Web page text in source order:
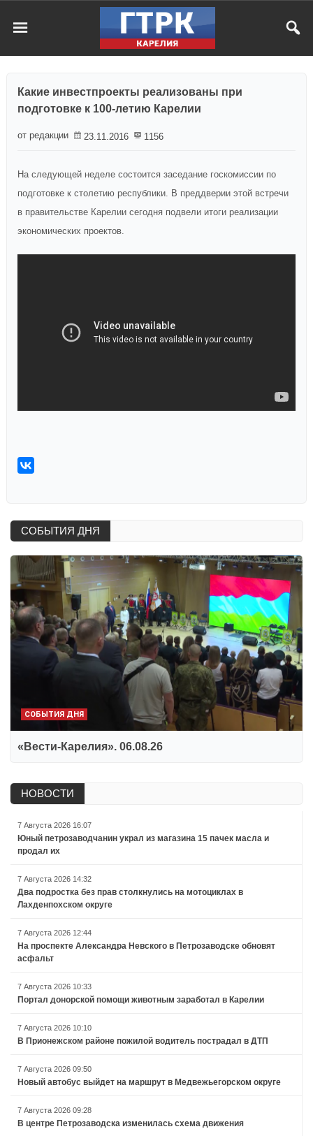
Какие инвестпроекты реализованы при
подготовке к 100-летию Карелии
от редакции 23.11.2016 1156
На следующей неделе состоится заседание госкомиссии по
подготовке к столетию республики. В преддверии этой встречи
в правительстве Карелии сегодня подвели итоги реализации
экономических проектов.
СОБЫТИЯ ДНЯ
СОБЫТИЯ ДНЯ
«Вести-Карелия». 06.08.26
НОВОСТИ
7 Августа 2026 16:07
Юный петрозаводчанин украл из магазина 15 пачек масла и
продал их
7 Августа 2026 14:32
Два подростка без прав столкнулись на мотоциклах в
Лахденпохском округе
7 Августа 2026 12:44
На проспекте Александра Невского в Петрозаводске обновят
асфальт
7 Августа 2026 10:33
Портал донорской помощи животным заработал в Карелии
7 Августа 2026 10:10
В Прионежском районе пожилой водитель пострадал в ДТП
7 Августа 2026 09:50
Новый автобус выйдет на маршрут в Медвежьегорском округе
7 Августа 2026 09:28
В центре Петрозаводска изменилась схема движения